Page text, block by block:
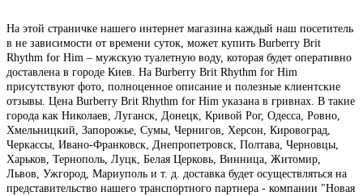
На этой страничке нашего интернет магазина каждый наш посетитель
в не зависимости от времени суток, может купить Burberry Brit
Rhythm for Him – мужскую туалетную воду, которая будет оперативно
доставлена в городе Киев. На Burberry Brit Rhythm for Him
присутствуют фото, полноценное описание и полезные клиентские
отзывы. Цена Burberry Brit Rhythm for Him указана в гривнах. В такие
города как Николаев, Луганск, Донецк, Кривой Рог, Одесса, Ровно,
Хмельницкий, Запорожье, Сумы, Чернигов, Херсон, Кировоград,
Черкассы, Ивано-Франковск, Днепропетровск, Полтава, Черновцы,
Харьков, Тернополь, Луцк, Белая Церковь, Винница, Житомир,
Львов, Ужгород, Мариуполь и т. д. доставка будет осуществляться на
представительство нашего транспортного партнера - компании "Новая